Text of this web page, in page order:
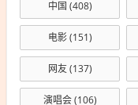
中国 (408)
电影(151)
网友(137)
演唱会(106)